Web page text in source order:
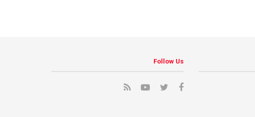
Follow Us